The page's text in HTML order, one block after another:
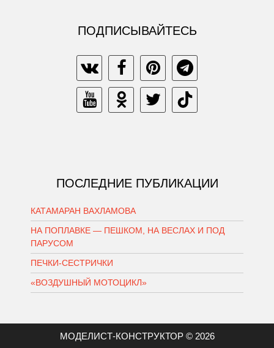
ПОДПИСЫВАЙТЕСЬ
ПОСЛЕДНИЕ ПУБЛИКАЦИИ
КАТАМАРАН ВАХЛАМОВА
НА ПОПЛАВКЕ — ПЕШКОМ, НА ВЕСЛАХ И ПОД
ПАРУСОМ
ПЕЧКИ-СЕСТРИЧКИ
«ВОЗДУШНЫЙ МОТОЦИКЛ»
МОДЕЛИСТ-КОНСТРУКТОР © 2026